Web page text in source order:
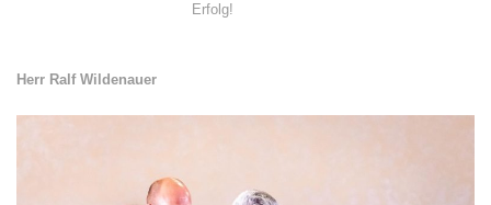
Erfolg!
Herr Ralf Wildenauer